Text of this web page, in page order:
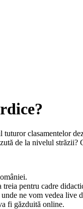
clasamentelor
de la nivelul
pentru cadre
ne vom vedea live
fi găzduită online.